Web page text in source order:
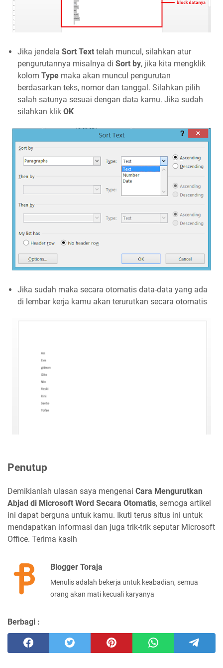
Jika jendela Sort Text telah muncul, silahkan atur
pengurutannya misalnya di Sort by, jika kita mengklik
kolom Type maka akan muncul pengurutan
berdasarkan teks, nomor dan tanggal. Silahkan pilih
salah satunya sesuai dengan data kamu. Jika sudah
silahkan klik OK
Jika sudah maka secara otomatis data-data yang ada
di lembar kerja kamu akan terurutkan secara otomatis
Penutup
Demikianlah ulasan saya mengenai Cara Mengurutkan
Abjad di Microsoft Word Secara Otomatis, semoga artikel
ini dapat berguna untuk kamu. Ikuti terus situs ini untuk
mendapatkan informasi dan juga trik-trik seputar Microsoft
Office. Terima kasih
Blogger Toraja
Menulis adalah bekerja untuk keabadian, semua
orang akan mati kecuali karyanya
Berbagi :